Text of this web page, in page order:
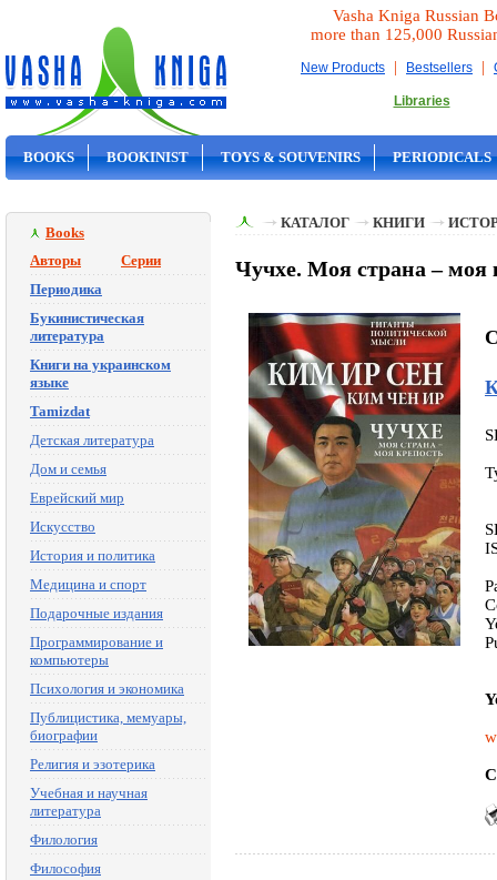
Vasha Kniga Russian
more than 125,000
New Products | Bestsellers |
Libraries
BOOKS BOOKINIST TOYS & SOUVENIRS PERIODICALS
Books
Авторы
Серии
Периодика
Букинистическая
литература
Книги на украинском
языке
Tamizdat
Детская литература
Дом и семья
Еврейский мир
Искусство
История и политика
Медицина и спорт
Подарочные издания
Программирование и
компьютеры
Психология и экономика
Публицистика, мемуары,
биографии
Религия и эзотерика
Учебная и научная
литература
Филология
Философия
КАТАЛОГ КНИГИ
Чучхе. Моя страна –